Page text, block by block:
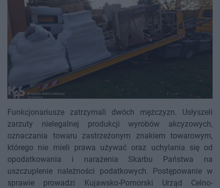
Funkcjonariusze zatrzymali dwóch mężczyzn. Usłyszeli
zarzuty nielegalnej produkcji wyrobów akcyzowych,
oznaczania towaru zastrzeżonym znakiem towarowym,
którego nie mieli prawa używać oraz uchylania się od
opodatkowania i narażenia Skarbu Państwa na
uszczuplenie należności podatkowych. Postępowanie w
sprawie prowadzi Kujawsko-Pomorski Urząd Celno-